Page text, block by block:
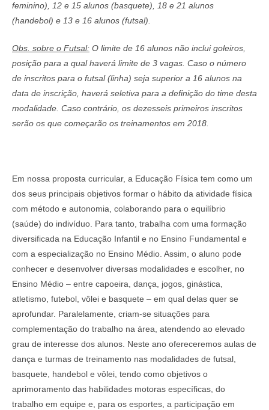
feminino), 12 e 15 alunos (basquete), 18 e 21 alunos
(handebol) e 13 e 16 alunos (futsal).
Obs. sobre o Futsal: O limite de 16 alunos não inclui goleiros,
posição para a qual haverá limite de 3 vagas. Caso o número
de inscritos para o futsal (linha) seja superior a 16 alunos na
data de inscrição, haverá seletiva para a definição do time desta
modalidade. Caso contrário, os dezesseis primeiros inscritos
serão os que começarão os treinamentos em 2018.
Em nossa proposta curricular, a Educação Física tem como um
dos seus principais objetivos formar o hábito da atividade física
com método e autonomia, colaborando para o equilíbrio
(saúde) do indivíduo. Para tanto, trabalha com uma formação
diversificada na Educação Infantil e no Ensino Fundamental e
com a especialização no Ensino Médio. Assim, o aluno pode
conhecer e desenvolver diversas modalidades e escolher, no
Ensino Médio – entre capoeira, dança, jogos, ginástica,
atletismo, futebol, vôlei e basquete – em qual delas quer se
aprofundar. Paralelamente, criam-se situações para
complementação do trabalho na área, atendendo ao elevado
grau de interesse dos alunos. Neste ano ofereceremos aulas de
dança e turmas de treinamento nas modalidades de futsal,
basquete, handebol e vôlei, tendo como objetivos o
aprimoramento das habilidades motoras específicas, do
trabalho em equipe e, para os esportes, a participação em